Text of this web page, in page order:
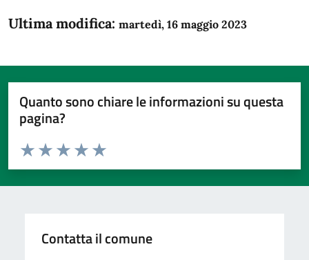
Ultima modifica: martedì, 16 maggio 2023
Quanto sono chiare le informazioni su questa
pagina?
Domanda
Valuta da 1 a 5 stelle la pagina
Valuta 5 stelle su 5
Valuta 4 stelle su 5
Valuta 3 stelle su 5
Valuta 2 stelle su 5
Valuta 1 stelle su 5
Contatta il comune